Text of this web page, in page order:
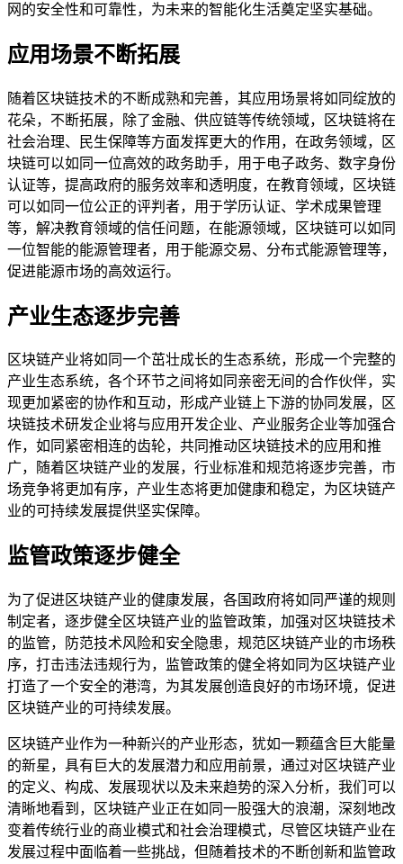
网的安全性和可靠性，为未来的智能化生活奠定坚实基础。
应用场景不断拓展
随着区块链技术的不断成熟和完善，其应用场景将如同绽放的
花朵，不断拓展，除了金融、供应链等传统领域，区块链将在
社会治理、民生保障等方面发挥更大的作用，在政务领域，区
块链可以如同一位高效的政务助手，用于电子政务、数字身份
认证等，提高政府的服务效率和透明度，在教育领域，区块链
可以如同一位公正的评判者，用于学历认证、学术成果管理
等，解决教育领域的信任问题，在能源领域，区块链可以如同
一位智能的能源管理者，用于能源交易、分布式能源管理等，
促进能源市场的高效运行。
产业生态逐步完善
区块链产业将如同一个茁壮成长的生态系统，形成一个完整的
产业生态系统，各个环节之间将如同亲密无间的合作伙伴，实
现更加紧密的协作和互动，形成产业链上下游的协同发展，区
块链技术研发企业将与应用开发企业、产业服务企业等加强合
作，如同紧密相连的齿轮，共同推动区块链技术的应用和推
广，随着区块链产业的发展，行业标准和规范将逐步完善，市
场竞争将更加有序，产业生态将更加健康和稳定，为区块链产
业的可持续发展提供坚实保障。
监管政策逐步健全
为了促进区块链产业的健康发展，各国政府将如同严谨的规则
制定者，逐步健全区块链产业的监管政策，加强对区块链技术
的监管，防范技术风险和安全隐患，规范区块链产业的市场秩
序，打击违法违规行为，监管政策的健全将如同为区块链产业
打造了一个安全的港湾，为其发展创造良好的市场环境，促进
区块链产业的可持续发展。
区块链产业作为一种新兴的产业形态，犹如一颗蕴含巨大能量
的新星，具有巨大的发展潜力和应用前景，通过对区块链产业
的定义、构成、发展现状以及未来趋势的深入分析，我们可以
清晰地看到，区块链产业正在如同一股强大的浪潮，深刻地改
变着传统行业的商业模式和社会治理模式，尽管区块链产业在
发展过程中面临着一些挑战，但随着技术的不断创新和监管政